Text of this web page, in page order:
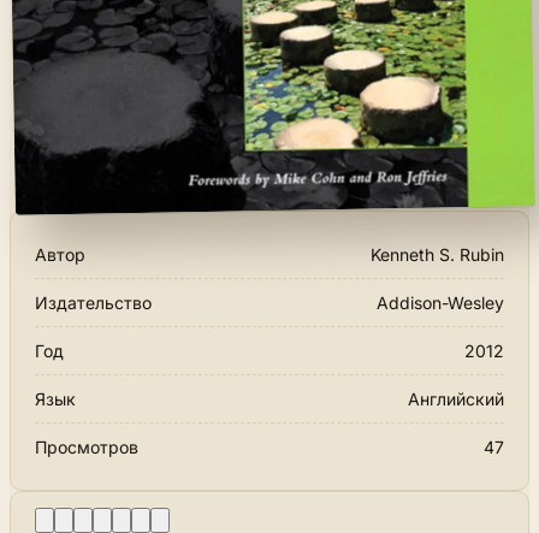
Автор Kenneth S. Rubin
Издательство Addison-Wesley
Год 2012
Язык Английский
Просмотров 47